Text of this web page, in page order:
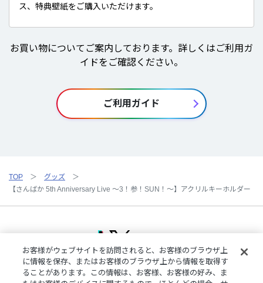
ス、特典壁紙をご購入いただけます。
お買い物についてご案内しております。詳しくはご利用ガ
イドをご確認ください。
ご利用ガイド
TOP
グッズ
【さんばか 5th Anniversary Live ～3！参！SUN！～】アクリルキーホルダー
お客様がウェブサイトを訪問されると、お客様のブラウザ上
に情報を保存、またはお客様のブラウザ上から情報を取得す
ることがあります。この情報は、お客様、お客様の好み、ま